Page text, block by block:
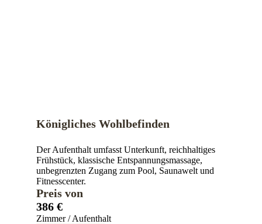
Königliches Wohlbefinden
Der Aufenthalt umfasst Unterkunft, reichhaltiges
Frühstück, klassische Entspannungsmassage,
unbegrenzten Zugang zum Pool, Saunawelt und
Fitnesscenter.
Preis von
386 €
Zimmer / Aufenthalt